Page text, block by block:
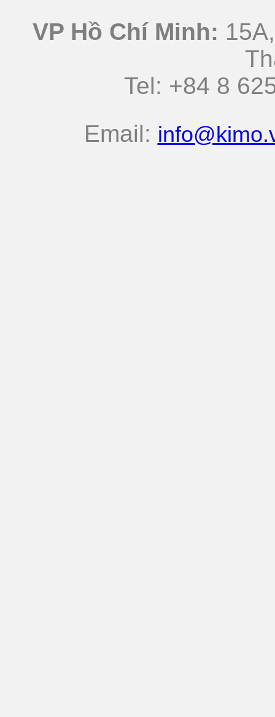
VP Hồ Chí Minh:
Tel: +84 8
Email: